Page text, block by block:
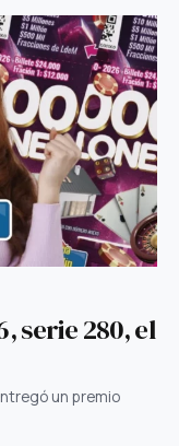
serie 280, el
un premio